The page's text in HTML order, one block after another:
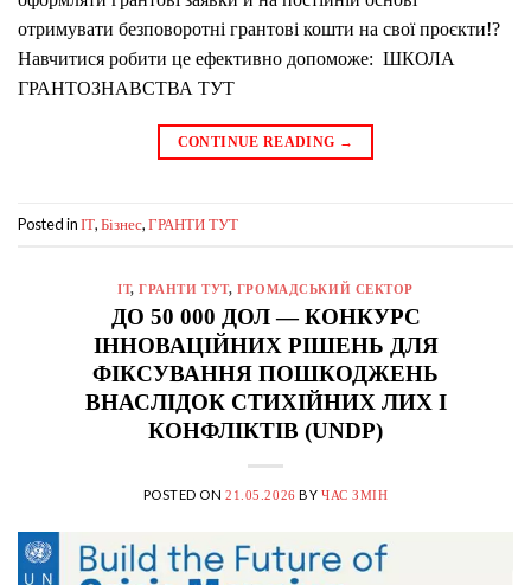
отримувати безповоротні грантові кошти на свої проєкти!?
Навчитися робити це ефективно допоможе: ШКОЛА
ГРАНТОЗНАВСТВА ТУТ
CONTINUE READING →
Posted in IT, Бізнес, ГРАНТИ ТУТ
IT,ГРАНТИ ТУТ, ГРОМАДСЬКИЙ СЕКТОР
ДО 50 000 ДОЛ — КОНКУРС
ІННОВАЦІЙНИХ РІШЕНЬ ДЛЯ
ФІКСУВАННЯ ПОШКОДЖЕНЬ
ВНАСЛІДОК СТИХІЙНИХ ЛИХ І
КОНФЛІКТІВ (UNDP)
POSTED ON21.05.2026 BY ЧАС ЗМІН